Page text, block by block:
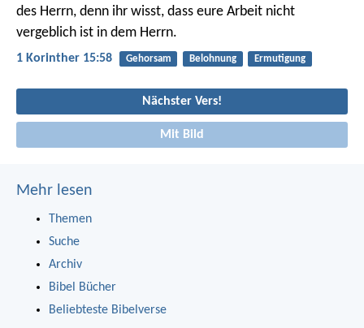
des Herrn, denn ihr wisst, dass eure Arbeit nicht
vergeblich ist in dem Herrn.
1 Korinther 15:58 Gehorsam Belohnung Ermutigung
Nächster Vers!
Mit Bild
Mehr lesen
Themen
Suche
Archiv
Bibel Bücher
Beliebteste Bibelverse